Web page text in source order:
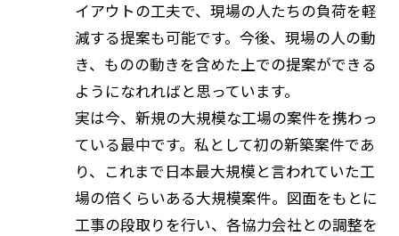
イアウトの工夫で、現場の人たちの負荷を軽
減する提案も可能です。今後、現場の人の動
き、ものの動きを含めた上での提案ができる
ようになれればと思っています。
実は今、新規の大規模な工場の案件を携わっ
ている最中です。私として初の新築案件であ
り、これまで日本最大規模と言われていた工
場の倍くらいある大規模案件。図面をもとに
工事の段取りを行い、各協力会社との調整を